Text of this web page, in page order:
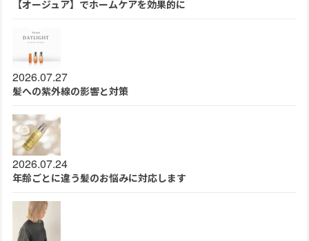
【オージュア】でホームケアを効果的に
2026.07.27
髪への紫外線の影響と対策
2026.07.24
年齢ごとに違う髪のお悩みに対応します